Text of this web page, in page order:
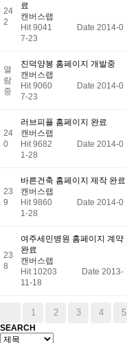
24
2
료
캔버스랩
Hit 9041
Date 2014-0
7-23
열
람
중
진덕양봉 홈페이지 개발중
캔버스랩
Hit 9060
Date 2014-0
7-23
24
0
러브피플 홈페이지 완료
캔버스랩
Hit 9682
Date 2014-0
1-28
23
9
바른건축 홈페이지 제작 완료
캔버스랩
Hit 9860
Date 2014-0
1-28
23
8
여주세민병원 홈페이지 계약
완료
캔버스랩
Hit 10203
Date 2013-
11-18
1 2 3 4 5
SEARCH